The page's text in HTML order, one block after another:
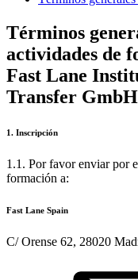
Términos
actividades de
Fast Lane
Transfer GmbH
1. Inscripción
1.1. Por favor enviar por
formación a:
Fast Lane Spain
C/ Orense 62, 28020